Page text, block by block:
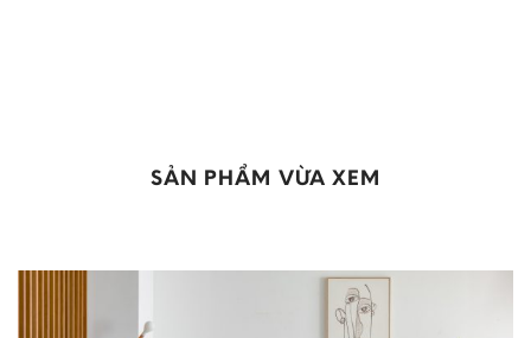
SẢN PHẨM VỪA XEM